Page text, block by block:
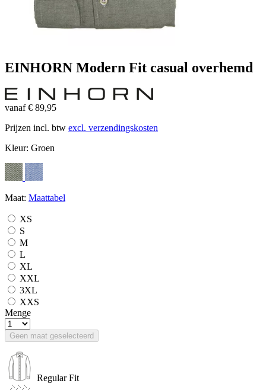
EINHORN Modern Fit casual overhemd
vanaf € 89,95
Prijzen incl. btw excl. verzendingskosten
Kleur: Groen
Maat: Maattabel
XS
S
M
L
XL
XXL
3XL
XXS
Menge
Geen maat geselecteerd
Regular Fit